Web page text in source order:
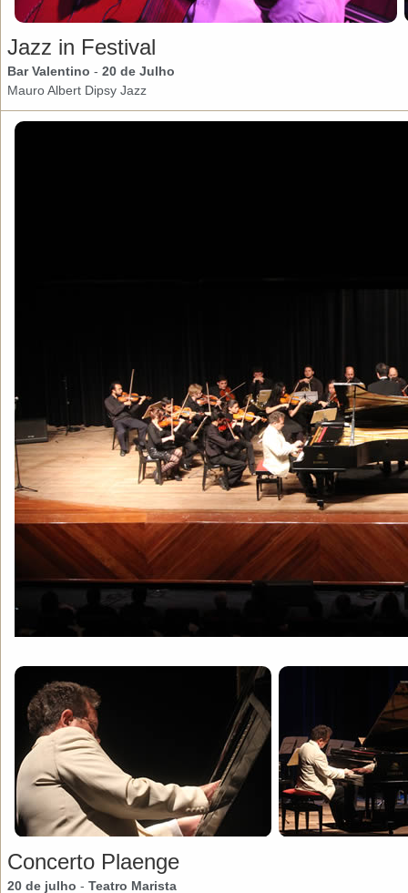
Jazz in Festival
Bar Valentino - 20 de Julho
Mauro Albert Dipsy Jazz
Concerto Plaenge
20 de julho - Teatro Marista